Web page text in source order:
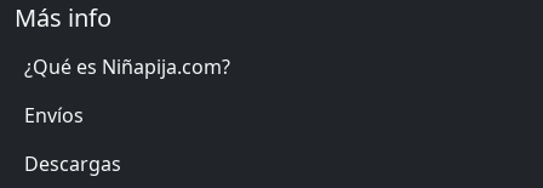
Más info
¿Qué es Niñapija.com?
Envíos
Descargas